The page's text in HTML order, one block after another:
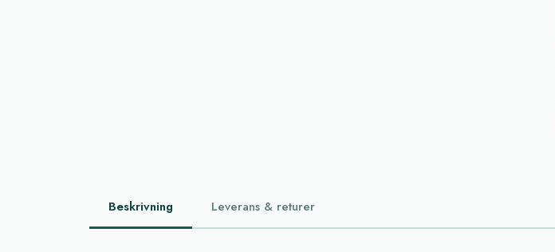
Beskrivning Leverans & returer